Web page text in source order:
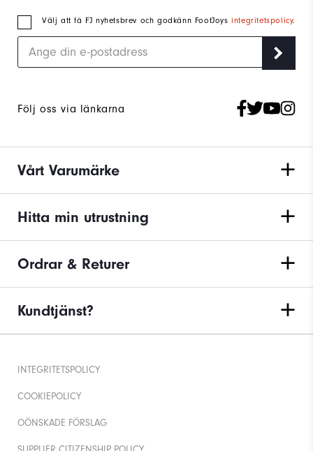
Välj att få FJ nyhetsbrev och godkänn FootJoysintegritetspolicy.
Följ oss via länkarna
Vårt Varumärke
Hitta min utrustning
Ordrar & Returer
Kundtjänst?
INTEGRITETSPOLICY
COOKIEPOLICY
OÖNSKADE FÖRSLAG